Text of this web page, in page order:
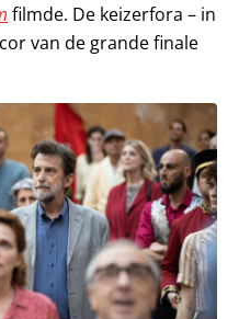
filmde. De keizerfora – in
van de grande finale